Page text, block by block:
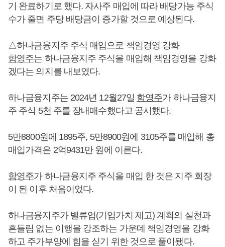
기 완료하기로 했다. 자사주 매입에 따라 배당가능 주식
수가 줄면 주당 배당금이 증가할 것으로 예상된다.
△하나금융지주 주식 매입으로 책임경영 강화
함영주는 하나금융지주 주식을 매입해 책임경영을 강화
겠다는 의지를 내보였다.
하나금융지주는 2024년 12월27일 함영주가 하나금융지
주 주식 5천 주를 장내매수했다고 공시했다.
5만8800원에 1895주, 5만8900원에 3105주를 매입해 총
매입가격은 2억9431만 원에 이른다.
함영주가 하나금융지주 주식을 매입 한 것은 지주 회장
이 된 이후 처음이었다.
하나금융지주가 밸류업(기업가치 제고) 계획의 실천과
흔들림 없는 이행을 강조하는 가운데 책임경영을 강화
하고 주가부양에 힘을 싣기 위한 것으로 풀이됐다.